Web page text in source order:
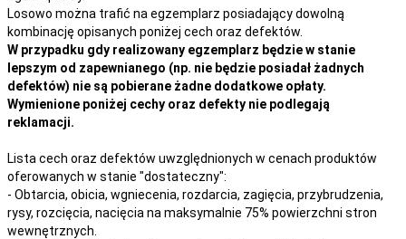
Losowo można trafić na egzemplarz posiadający dowolną
kombinację opisanych poniżej cech oraz defektów.
W przypadku gdy realizowany egzemplarz będzie w stanie
lepszym od zapewnianego (np. nie będzie posiadał żadnych
defektów) nie są pobierane żadne dodatkowe opłaty.
Wymienione poniżej cechy oraz defekty nie podlegają
reklamacji.
Lista cech oraz defektów uwzględnionych w cenach produktów
oferowanych w stanie "dostateczny":
- Obtarcia, obicia, wgniecenia, rozdarcia, zagięcia, przybrudzenia,
rysy, rozcięcia, nacięcia na maksymalnie 75% powierzchni stron
wewnętrznych.